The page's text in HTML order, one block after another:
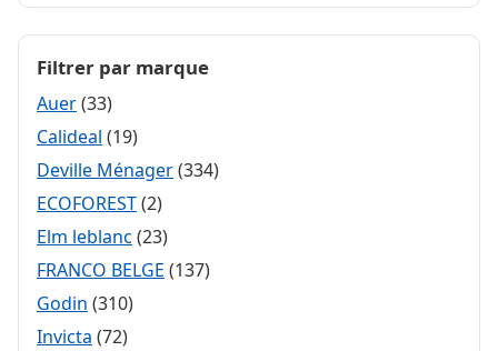
Filtrer par marque
Auer(33)
Calideal (19)
Deville Ménager(334)
ECOFOREST(2)
Elm leblanc (23)
FRANCO BELGE (137)
Godin (310)
Invicta (72)